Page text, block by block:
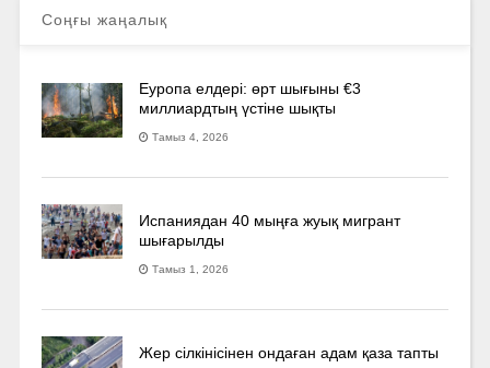
Соңғы жаңалық
Еуропа елдері: өрт шығыны €3
миллиардтың үстіне шықты
Тамыз 4, 2026
Испаниядан 40 мыңға жуық мигрант
шығарылды
Тамыз 1, 2026
Жер сілкінісінен ондаған адам қаза тапты